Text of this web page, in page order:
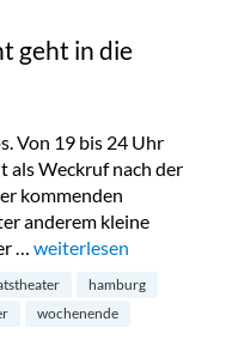
geht in die
Von 19 bis 24 Uhr
als Weckruf nach der
kommenden
anderem kleine
… „Hamburger
weiterlesen
hamburg
wochenende